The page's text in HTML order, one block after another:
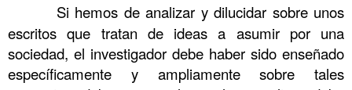
Si hemos de analizar y dilucidar sobre unos
escritos que tratan de ideas a asumir por una
sociedad, el investigador debe haber sido enseñado
específicamente y ampliamente sobre tales